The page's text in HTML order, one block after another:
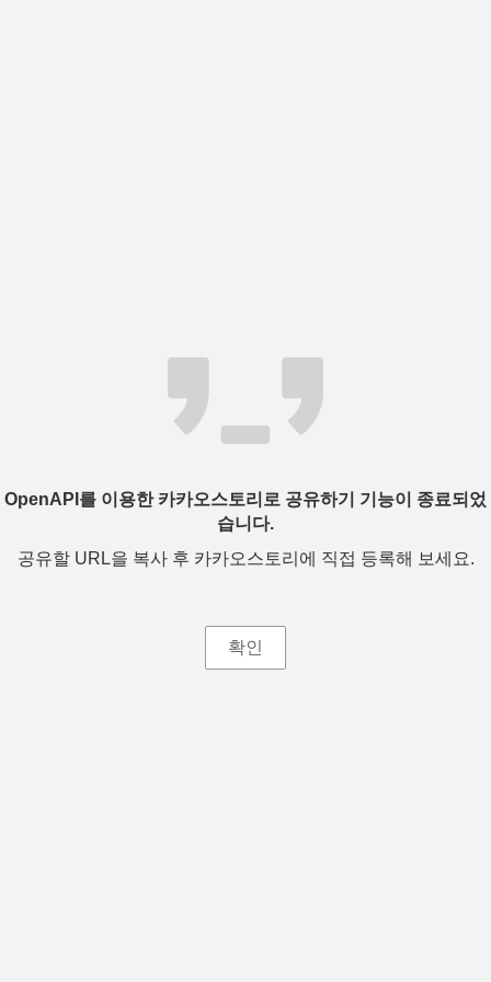
OpenAPI를 이용한 카카오스토리로 공유하기 기능이 종료되었
습니다.
공유할 URL을 복사 후 카카오스토리에 직접 등록해 보세요.
확인